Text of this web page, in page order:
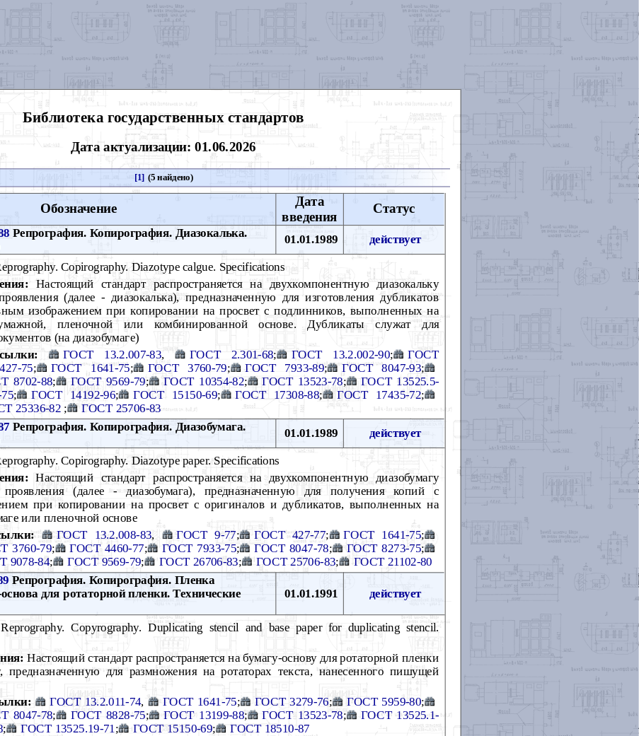
Библиотека государственных стандартов
Дата актуализации: 01.06.2026
[1] (5 найдено)
Обозначение
Дата
введения
Статус
Репрография. Копирография. Диазокалька.
01.01.1989 действует
Copirography. Diazotype calgue. Specifications
Настоящий стандарт распространяется на двухкомпонентную диазокальку
(далее - диазокалька), предназначенную для изготовления дубликатов
изображением при копировании на просвет с подлинников, выполненных на
пленочной или комбинированной основе. Дубликаты служат для
(на диазобумаге)
ГОСТ 13.2.007-83, ГОСТ 2.301-68; ГОСТ 13.2.002-90; ГОСТ
75; ГОСТ 1641-75; ГОСТ 3760-79; ГОСТ 7933-89; ГОСТ 8047-93;
8702-88; ГОСТ 9569-79; ГОСТ 10354-82; ГОСТ 13523-78;
ГОСТ 13525.5-
; ГОСТ 14192-96; ГОСТ 15150-69; ГОСТ 17308-88; ГОСТ 17435-72;
25336-82;
ГОСТ 25706-83
Репрография. Копирография. Диазобумага.
01.01.1989 действует
Copirography. Diazotype paper. Specifications
Настоящий стандарт распространяется на двухкомпонентную диазобумагу
проявления (далее - диазобумага), предназначенную для получения копий с
при копировании на просвет с оригиналов и дубликатов, выполненных на
или пленочной основе
ГОСТ 13.2.008-83, ГОСТ 9-77; ГОСТ 427-77; ГОСТ 1641-75;
3760-79; ГОСТ 4460-77; ГОСТ 7933-75; ГОСТ 8047-78; ГОСТ 8273-75;
9078-84; ГОСТ 9569-79; ГОСТ 26706-83; ГОСТ 25706-83;
ГОСТ 21102-80
Репрография. Копирография. Пленка
для ротаторной пленки. Технические
01.01.1991 действует
Reprography. Copyrography. Duplicating stencil and base paper for duplicating stencil.
Настоящий стандарт распространяется на бумагу-основу для ротаторной пленки
предназначенную для размножения на ротаторах текста, нанесенного пишущей
ГОСТ 13.2.011-74, ГОСТ 1641-75; ГОСТ 3279-76; ГОСТ 5959-80;
8047-78; ГОСТ 8828-75; ГОСТ 13199-88; ГОСТ 13523-78; ГОСТ 13525.1-
; ГОСТ 13525.19-71 ; ГОСТ 15150-69; ГОСТ 18510-87